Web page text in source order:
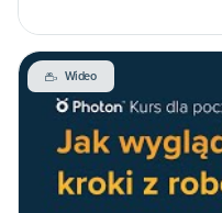
Wideo